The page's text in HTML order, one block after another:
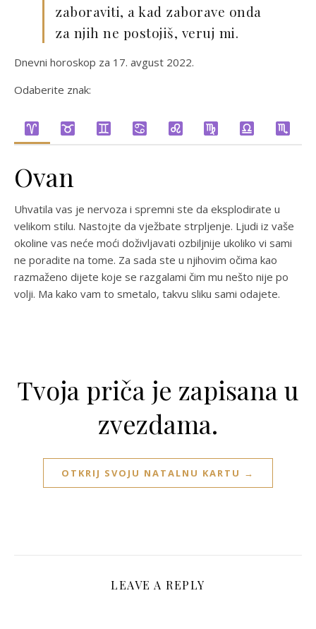
zaboraviti, a kad zaborave onda
za njih ne postojiš, veruj mi.
Dnevni horoskop za 17. avgust 2022.
Odaberite znak:
Ovan
Uhvatila vas je nervoza i spremni ste da eksplodirate u
velikom stilu. Nastojte da vježbate strpljenje. Ljudi iz vaše
okoline vas neće moći doživljavati ozbiljnije ukoliko vi sami
ne poradite na tome. Za sada ste u njihovim očima kao
razmaženo dijete koje se razgalami čim mu nešto nije po
volji. Ma kako vam to smetalo, takvu sliku sami odajete.
Tvoja priča je zapisana u
zvezdama.
OTKRIJ SVOJU NATALNU KARTU →
LEAVE A REPLY